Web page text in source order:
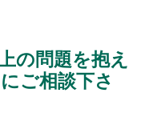
の問題を抱え
ご相談下さ